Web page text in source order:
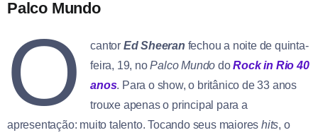
Palco Mundo
O cantor Ed Sheeran fechou a noite de quinta-
feira, 19, noPalco Mundo doRock in Rio 40
anos. Para o show, o britânico de 33 anos
trouxe apenas o principal para a
apresentação: muito talento. Tocando seus maiores hits, o